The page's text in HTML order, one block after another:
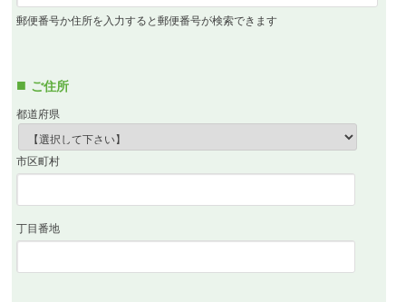
郵便番号か住所を入力すると郵便番号が検索できます
ご住所
都道府県
市区町村
丁目番地